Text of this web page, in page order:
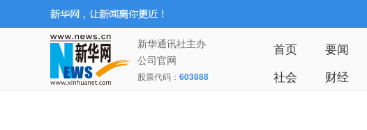
新华通讯社主办
公司官网
股票代码： 603888
首页 要闻
社会
财经